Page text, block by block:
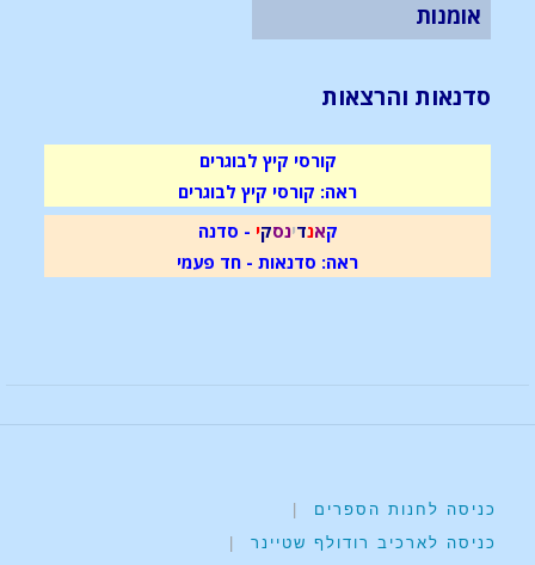
אומנות
סדנאות והרצאות
קורסי קיץ לבוגרים
ראה: קורסי קיץ לבוגרים
קאנדינסקי - סדנה
ראה: סדנאות - חד פעמי
כניסה לחנות הספרים
כניסה לארכיב רודולף שטיינר